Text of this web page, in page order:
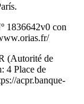
1836642v0 con
(Autorité de
4 Place de
acpr.banque-